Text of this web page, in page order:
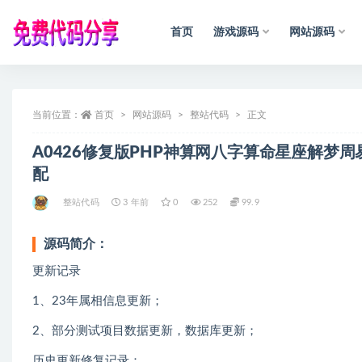
首页 游戏源码 网站源码
当前位置： 首页 网站源码 整站代码 正文
A0426修复版PHP神算网八字算命星座解梦
配
整站代码 3 年前 0 252 99.9
源码简介：
更新记录
1、23年属相信息更新；
2、部分测试项目数据更新，数据库更新；